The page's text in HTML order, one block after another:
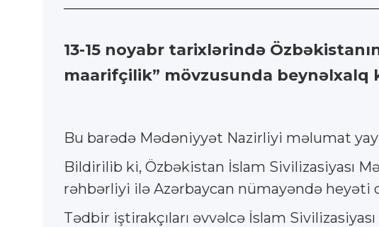
13-15 noyabr tarixlərində
maarifçilik” mövzusunda beynəlxalq
Bu barədə Mədəniyyət Nazirliyi məlumat
Bildirilib ki, Özbəkistan İslam Sivilizasiyası
rəhbərliyi ilə Azərbaycan nümayəndə heyəti
Tədbir iştirakçıları əvvəlcə İslam